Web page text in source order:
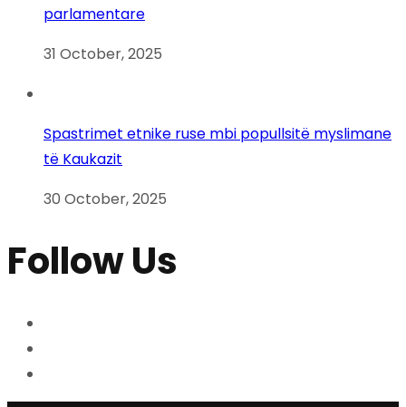
parlamentare
31 October, 2025
Spastrimet etnike ruse mbi popullsitë myslimane
të Kaukazit
30 October, 2025
Follow Us